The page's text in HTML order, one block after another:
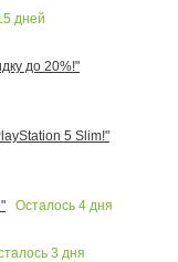
дней
до 20%!"
5 Slim!"
Осталось 4 дня
3 дня